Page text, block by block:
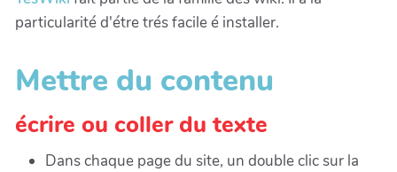
particularité d'étre trés facile é installer.
Mettre du contenu
écrire ou coller du texte
Dans chaque page du site, un double clic sur la